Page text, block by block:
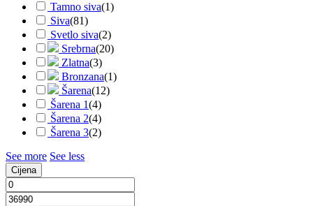
Tamno siva(1)
Siva(81)
Svetlo siva(2)
Srebrna(20)
Zlatna(3)
Bronzana(1)
Šarena(12)
Šarena 1(4)
Šarena 2(4)
Šarena 3(2)
See more See less
Cijena